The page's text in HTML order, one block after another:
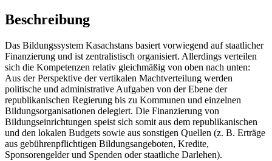
Beschreibung
Das Bildungssystem Kasachstans basiert vorwiegend auf staatlicher
Finanzierung und ist zentralistisch organisiert. Allerdings verteilen
sich die Kompetenzen relativ gleichmäßig von oben nach unten:
Aus der Perspektive der vertikalen Machtverteilung werden
politische und administrative Aufgaben von der Ebene der
republikanischen Regierung bis zu Kommunen und einzelnen
Bildungsorganisationen delegiert. Die Finanzierung von
Bildungseinrichtungen speist sich somit aus dem republikanischen
und den lokalen Budgets sowie aus sonstigen Quellen (z. B. Erträge
aus gebührenpflichtigen Bildungsangeboten, Kredite,
Sponsorengelder und Spenden oder staatliche Darlehen).